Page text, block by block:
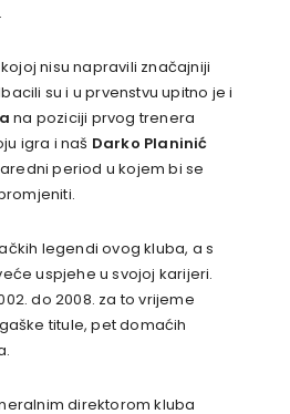
nisu napravili značajniji
su i u prvenstvu upitno je i
na poziciji prvog trenera
igra i naš Darko Planinić
period u kojem bi se
legendi ovog kluba, a s
uspjehe u svojoj karijeri.
do 2008. za to vrijeme
titule, pet domaćih
direktorom kluba